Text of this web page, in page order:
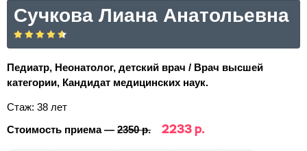
Сучкова Лиана Анатольевна
Педиатр, Неонатолог, детский врач / Врач высшей
категории, Кандидат медицинских наук.
Стаж: 38 лет
Стоимость приема — 2350 р. 2233 р.